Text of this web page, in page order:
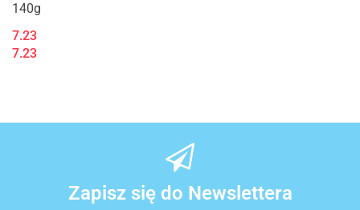
140g
7.23
7.23
Zapisz się do Newslettera